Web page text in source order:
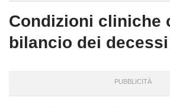
Condizioni cliniche
bilancio dei decessi